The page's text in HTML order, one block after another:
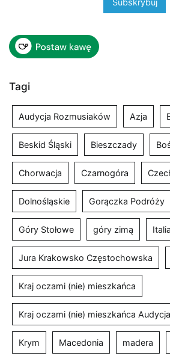
Tagi
Audycja Rozmusiaków Azja
Beskid Śląski Bieszczady
Chorwacja Czarnogóra
Dolnośląskie Gorączka Podróży
Góry Stołowe góry zimą Italia
Jura Krakowsko Częstochowska
Kraj oczami (nie) mieszkańca
Kraj oczami (nie) mieszkańca
Krym Macedonia madera